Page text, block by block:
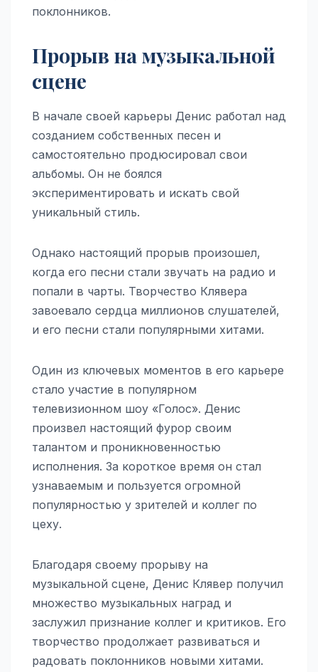
поклонников.
Прорыв на музыкальной
сцене
В начале своей карьеры Денис работал над
созданием собственных песен и
самостоятельно продюсировал свои
альбомы. Он не боялся
экспериментировать и искать свой
уникальный стиль.
Однако настоящий прорыв произошел,
когда его песни стали звучать на радио и
попали в чарты. Творчество Клявера
завоевало сердца миллионов слушателей,
и его песни стали популярными хитами.
Один из ключевых моментов в его карьере
стало участие в популярном
телевизионном шоу «Голос». Денис
произвел настоящий фурор своим
талантом и проникновенностью
исполнения. За короткое время он стал
узнаваемым и пользуется огромной
популярностью у зрителей и коллег по
цеху.
Благодаря своему прорыву на
музыкальной сцене, Денис Клявер получил
множество музыкальных наград и
заслужил признание коллег и критиков. Его
творчество продолжает развиваться и
радовать поклонников новыми хитами.